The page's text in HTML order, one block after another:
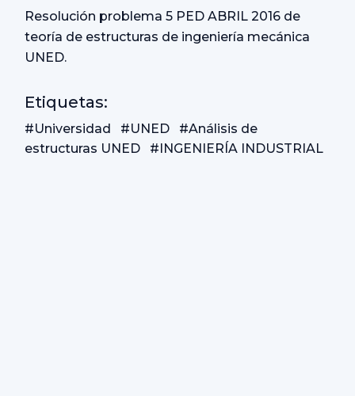
Resolución problema 5 PED ABRIL 2016 de
teoría de estructuras de ingeniería mecánica
UNED.
Etiquetas:
#Universidad #UNED
#Análisis de
estructuras UNED
#INGENIERÍA INDUSTRIAL